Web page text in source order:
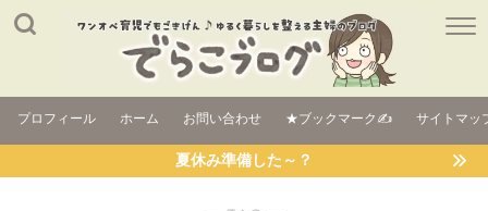
プロフィール ホーム お問い合わせ ★ブックマーク✍ サイトマッ
夏休み準備した～？